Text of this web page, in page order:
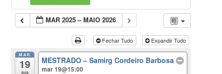
MAR 2025 – MAIO 2026
Fechar Tudo Expandir Tudo
MAR
19
qua
MESTRADO – Samirg Cordeiro Barbosa
mar 19@15:00